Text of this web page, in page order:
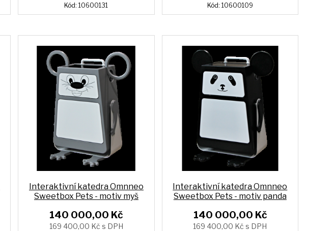
Kód: 10600131
Kód: 10600109
Interaktivní katedra Omnneo
Sweetbox Pets - motiv myš
140 000,00 Kč
169 400,00 Kč s DPH
Interaktivní katedra Omnneo
Sweetbox Pets - motiv panda
140 000,00 Kč
169 400,00 Kč s DPH